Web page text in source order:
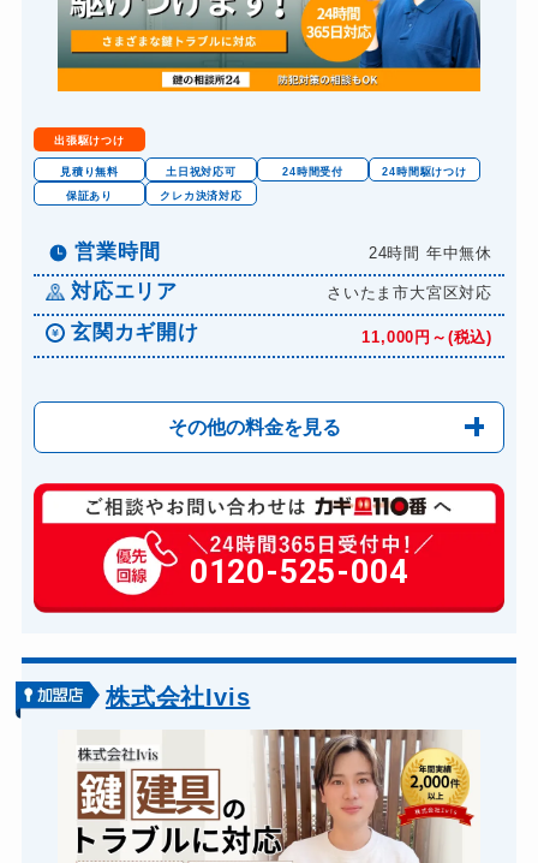
金庫カギ交換 別途お見積り
ロッカーカギ開け 8,800円～(税込)
ドアノブカギ交換 別途お見積り
出張駆けつけ
見積り無料 土日祝対応可 24時間受付
24時間駆けつけ
保証あり
クレカ決済対応
営業時間 24時間 年中無休
対応エリア さいたま市大宮区対応
玄関カギ開け 11,000円～(税込)
その他の料金を見る
玄関カギ修理 6,600円～(税込)
玄関カギ作成 別途お見積り
玄関カギ交換 14,300円～(税込)
バイクカギ開け
バイクカギ作成 16,500円～(税込)
スーツケースカギ開け 8,8000円～(税込)
スーツケースカギ作成 8,8000円～(税込)
金庫カギ開け
0120-525-004
株式会社Ivis